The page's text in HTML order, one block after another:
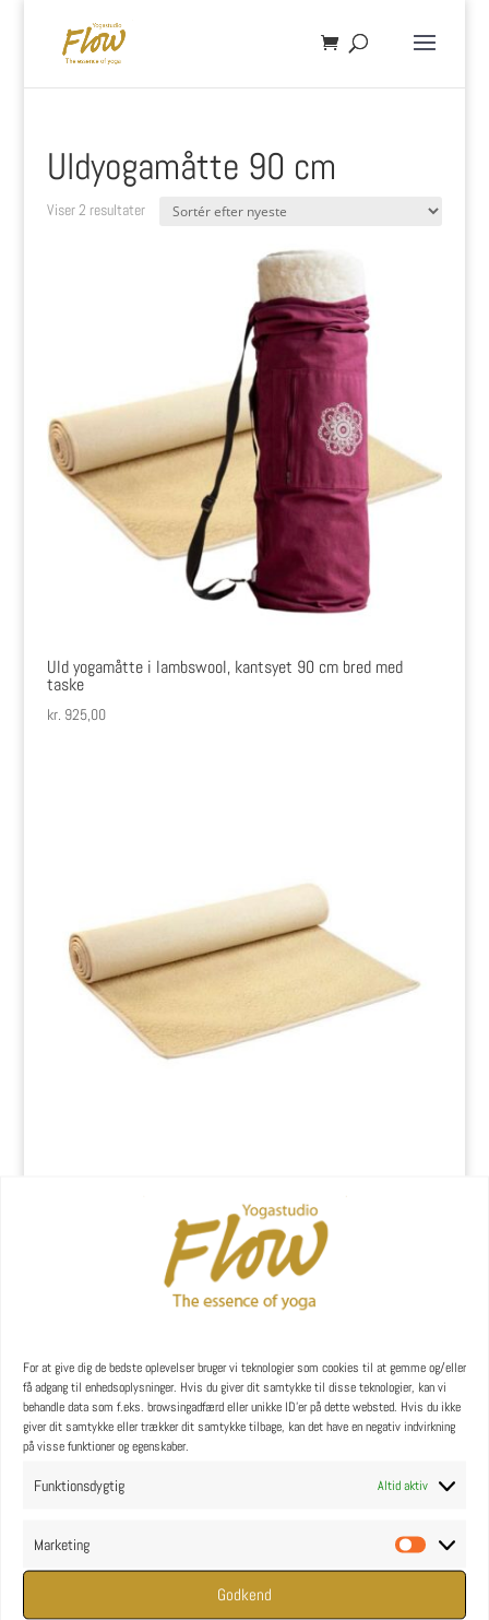
For at give dig de bedste oplevelser bruger vi teknologier som cookies til at gemme og/eller
få adgang til enhedsoplysninger. Hvis du giver dit samtykke til disse teknologier, kan vi
behandle data som f.eks. browsingadfærd eller unikke ID'er på dette websted. Hvis du ikke
giver dit samtykke eller trækker dit samtykke tilbage, kan det have en negativ indvirkning
på visse funktioner og egenskaber.
Funktionsdygtig Altid aktiv
Marketing
Godkend
Uldyogamåtte 90 cm
Viser 2 resultaterSorteret
Uld yogamåtte i lambswool, kantsyet 90 cm bred med
taske
kr. 925,00
Uld yogamåtte i lambswool, kantsyet 90 cm bred
YOGA læreruddannelse
YOGA uddannelse - læs mere